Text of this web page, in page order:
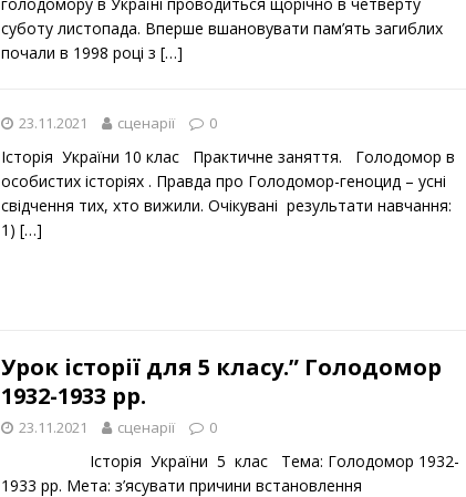
суботу листопада. Вперше вшановувати пам’ять загиблих
почали в 1998 році з […]
23.11.2021 сценарії 0
Історія України 10 клас Практичне заняття. Голодомор в
особистих історіях . Правда про Голодомор-геноцид – усні
свідчення тих, хто вижили. Очікувані результати навчання:
1) […]
Урок історії для 5 класу.” Голодомор
1932-1933 рр.
23.11.2021 сценарії 0
Історія України 5 клас Тема: Голодомор 1932-
1933 рр. Мета: з’ясувати причини встановлення